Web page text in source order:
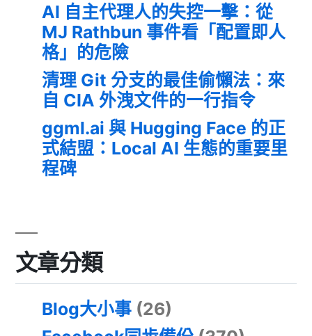
AI 自主代理人的失控一擊：從
MJ Rathbun 事件看「配置即人
格」的危險
清理 Git 分支的最佳偷懶法：來
自 CIA 外洩文件的一行指令
ggml.ai 與 Hugging Face 的正
式結盟：Local AI 生態的重要里
程碑
文章分類
Blog大小事 (26)